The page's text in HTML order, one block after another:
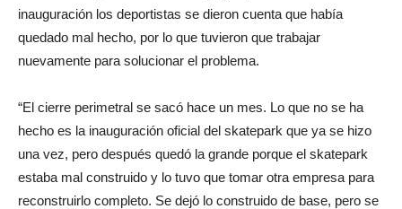
inauguración los deportistas se dieron cuenta que había
quedado mal hecho, por lo que tuvieron que trabajar
nuevamente para solucionar el problema.
“El cierre perimetral se sacó hace un mes. Lo que no se ha
hecho es la inauguración oficial del skatepark que ya se hizo
una vez, pero después quedó la grande porque el skatepark
estaba mal construido y lo tuvo que tomar otra empresa para
reconstruirlo completo. Se dejó lo construido de base, pero se